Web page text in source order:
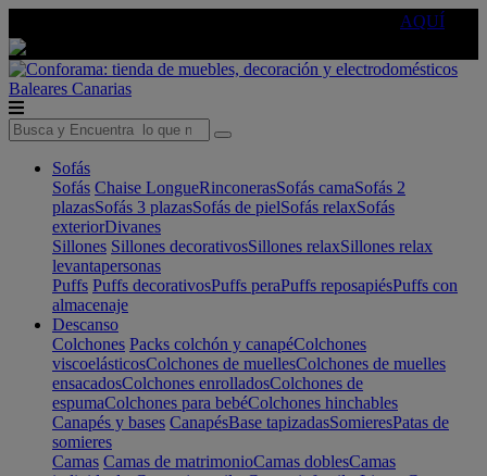
AQUÍ
Baleares Canarias
Sofás
Sofás Chaise LongueRinconerasSofás camaSofás 2
plazasSofás 3 plazasSofás de pielSofás relaxSofás
exteriorDivanes
Sillones Sillones decorativosSillones relaxSillones relax
levantapersonas
Puffs Puffs decorativosPuffs peraPuffs reposapiésPuffs con
almacenaje
Descanso
Colchones Packs colchón y canapéColchones
viscoelásticosColchones de muellesColchones de muelles
ensacadosColchones enrolladosColchones de
espumaColchones para bebéColchones hinchables
Canapés y bases CanapésBase tapizadasSomieresPatas de
somieres
Camas Camas de matrimonioCamas doblesCamas